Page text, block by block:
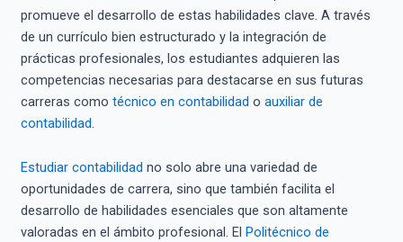
promueve el desarrollo de estas habilidades clave. A través
de un currículo bien estructurado y la integración de
prácticas profesionales, los estudiantes adquieren las
competencias necesarias para destacarse en sus futuras
carreras como técnico en contabilidad o auxiliar de
contabilidad.
Estudiar contabilidad no solo abre una variedad de
oportunidades de carrera, sino que también facilita el
desarrollo de habilidades esenciales que son altamente
valoradas en el ámbito profesional. El Politécnico de